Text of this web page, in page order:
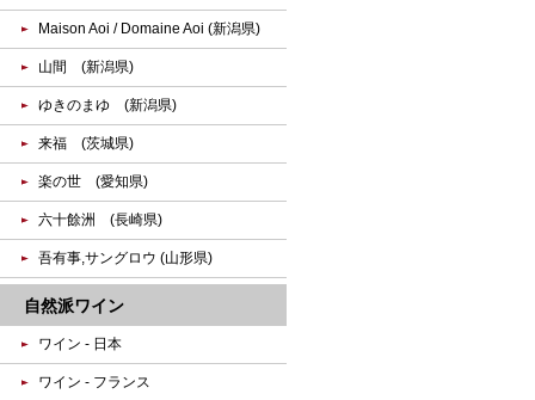
Maison Aoi / Domaine Aoi (新潟県)
山間 (新潟県)
ゆきのまゆ (新潟県)
来福 (茨城県)
楽の世 (愛知県)
六十餘洲 (長崎県)
吾有事,サングロウ (山形県)
自然派ワイン
ワイン - 日本
ワイン - フランス